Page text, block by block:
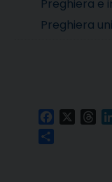
Preghiera e
Preghiera
Facebook